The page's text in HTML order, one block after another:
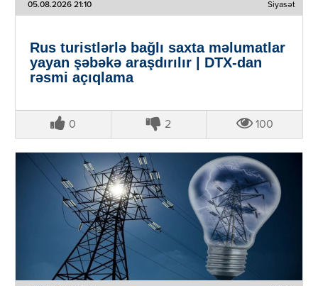
05.08.2026 21:10 Siyasət
Rus turistlərlə bağlı saxta məlumatlar
yayan şəbəkə araşdırılır | DTX-dan
rəsmi açıqlama
0 2 100